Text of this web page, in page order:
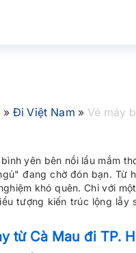
» Đi Việt Nam » Vé máy
yên bên nồi lẩu mắm
đang chờ đón bạn. Từ
khó quên. Chỉ với
tượng kiến trúc lộng
từ Cà Mau đi TP.